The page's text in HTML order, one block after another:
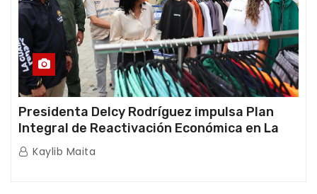
Presidenta Delcy Rodríguez impulsa Plan
Integral de Reactivación Económica en La
Guaira
Kaylib Maita